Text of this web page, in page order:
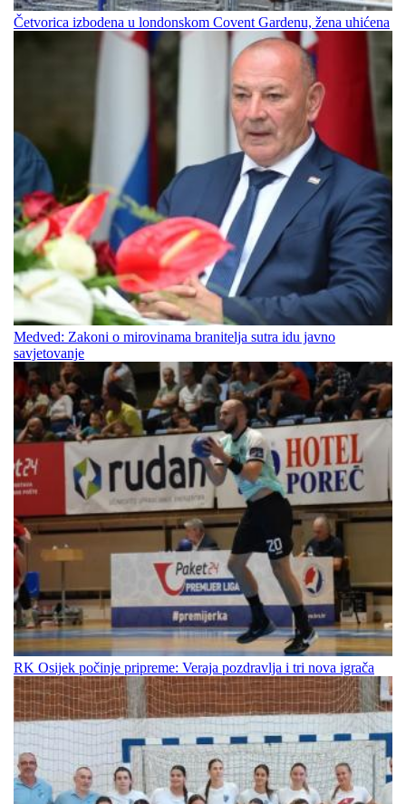
Četvorica izbodena u londonskom Covent Gardenu, žena uhićena
Medved: Zakoni o mirovinama branitelja sutra idu javno
savjetovanje
RK Osijek počinje pripreme: Veraja pozdravlja i tri nova igrača